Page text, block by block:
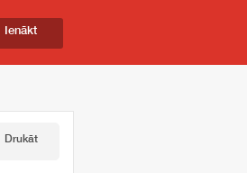
Ienākt
Drukāt